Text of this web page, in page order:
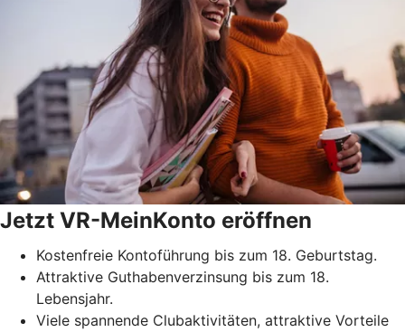
Jetzt VR-MeinKonto eröffnen
Kostenfreie Kontoführung bis zum 18. Geburtstag.
Attraktive Guthabenverzinsung bis zum 18.
Lebensjahr.
Viele spannende Clubaktivitäten, attraktive Vorteile